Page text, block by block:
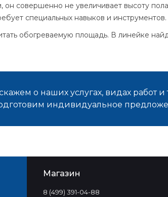
он совершенно не увеличивает высоту
специальных навыков и инструментов.
обогреваемую площадь. В линейке
о наших услугах, видах работ и
индивидуальное
Магазин
8 (499) 391-04-88